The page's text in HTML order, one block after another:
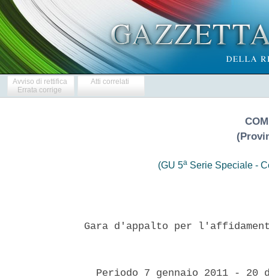
Avviso di rettifica
Errata corrige
Atti correlati
(GU 5a Serie Speciale -
Gara d'appalto per
Periodo 7 gennaio 2011 - 20